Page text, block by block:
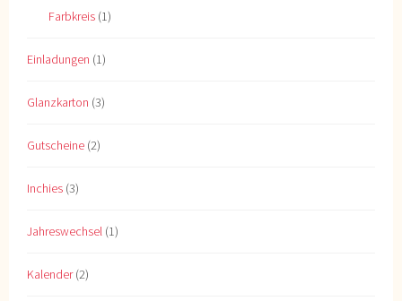
Farbkreis (1)
Einladungen (1)
Glanzkarton (3)
Gutscheine (2)
Inchies (3)
Jahreswechsel (1)
Kalender(2)